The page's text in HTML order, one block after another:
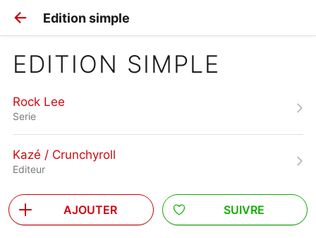
Edition simple
EDITION SIMPLE
Rock Lee
Serie
Kazé / Crunchyroll
Editeur
AJOUTER SUIVRE